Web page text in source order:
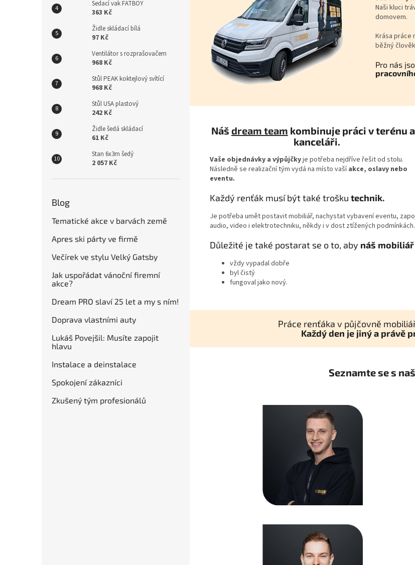
Sedací vak FATBOY
363 Kč
Židle skládací bílá
97 Kč
Ventilátor s rozprašovačem
968 Kč
Stůl PEAK koktejlový svítící
968 Kč
Stůl USA plastový
242 Kč
Židle šedá skládací
61 Kč
Stan 6x3m šedý
2 057 Kč
Blog
Tematické akce v barvách země
Apres ski párty ve firmě
Večírek ve stylu Velký Gatsby
Jak uspořádat vánoční firemní
akce?
Dream PRO slaví 25 let a my s ním!
Doprava vlastními auty
Lukáš Povejšil: Musíte zapojit
hlavu
Instalace a deinstalace
Spokojení zákazníci
Zkušený tým profesionálů
Naši kluci
domovem.
Krása práce
běžný
Pro nás
Náš dream team kombinuje práci v terénu
kanceláři.
Vaše objednávky a výpůjčkyje potřeba nejdříve řešit od stolu.
Následně se realizační tým vydá na místo vašíakce, oslavy nebo
eventu.
Každý renťák musí být také trošku technik.
Je potřeba umět postavit mobiliář, nachystat vybavení eventu,
audio, video i elektrotechniku, někdy i v dost ztížených podmínkách.
Důležité je také postarat se o to, aby náš mobiliář
vždy vypadal dobře
byl čistý
fungoval jako nový.
Práce renťáka v půjčovně
Každý den je jiný a právě
Seznamte se s